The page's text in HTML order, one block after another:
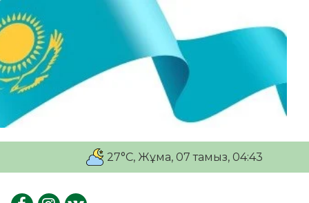
27°C, Жұма, 07 тамыз, 04:43